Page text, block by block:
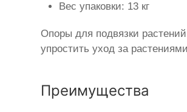
Вес упаковки: 13 кг
Опоры для подвязки
упростить уход за
Преимущества